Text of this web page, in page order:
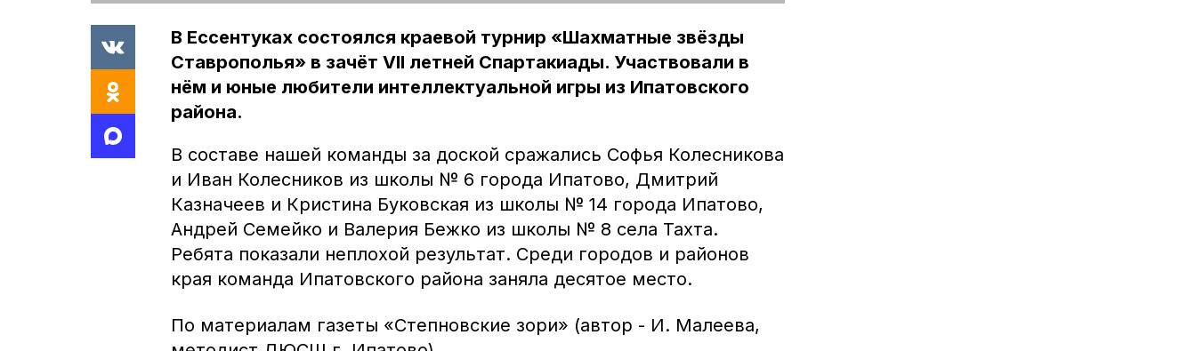
В Ессентуках состоялся краевой турнир «Шахматные звёзды
Ставрополья» в зачёт VII летней Спартакиады. Участвовали в
нём и юные любители интеллектуальной игры из Ипатовского
района.
В составе нашей команды за доской сражались Софья Колесникова
и Иван Колесников из школы № 6 города Ипатово, Дмитрий
Казначеев и Кристина Буковская из школы № 14 города Ипатово,
Андрей Семейко и Валерия Бежко из школы № 8 села Тахта.
Ребята показали неплохой результат. Среди городов и районов
края команда Ипатовского района заняла десятое место.
По материалам газеты «Степновские зори» (автор - И. Малеева,